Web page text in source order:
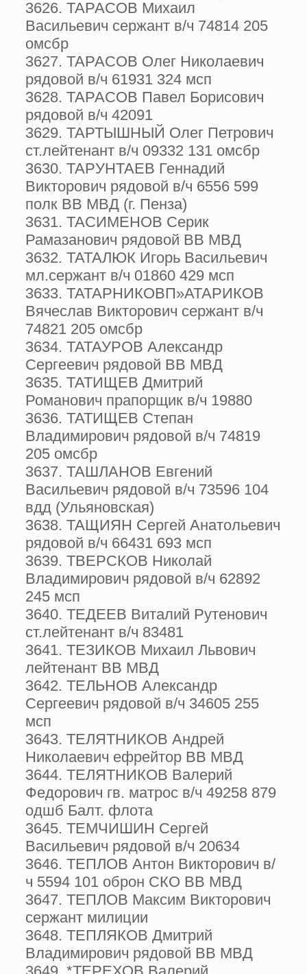
3626. ТАРАСОВ Михаил
Васильевич сержант в/ч 74814 205
омсбр
3627. ТАРАСОВ Олег Николаевич
рядовой в/ч 61931 324 мсп
3628. ТАРАСОВ Павел Борисович
рядовой в/ч 42091
3629. ТАРТЫШНЫЙ Олег Петрович
ст.лейтенант в/ч 09332 131 омсбр
3630. ТАРУНТАЕВ Геннадий
Викторович рядовой в/ч 6556 599
полк ВВ МВД (г. Пенза)
3631. ТАСИМЕНОВ Серик
Рамазанович рядовой ВВ МВД
3632. ТАТАЛЮК Игорь Васильевич
мл.сержант в/ч 01860 429 мсп
3633. ТАТАРНИКОВП»АТАРИКОВ
Вячеслав Викторович сержант в/ч
74821 205 омсбр
3634. ТАТАУРОВ Александр
Сергеевич рядовой ВВ МВД
3635. ТАТИЩЕВ Дмитрий
Романович прапорщик в/ч 19880
3636. ТАТИЩЕВ Степан
Владимирович рядовой в/ч 74819
205 омсбр
3637. ТАШЛАНОВ Евгений
Васильевич рядовой в/ч 73596 104
вдд (Ульяновская)
3638. ТАЩИЯН Сергей Анатольевич
рядовой в/ч 66431 693 мсп
3639. ТВЕРСКОВ Николай
Владимирович рядовой в/ч 62892
245 мсп
3640. ТЕДЕЕВ Виталий Рутенович
ст.лейтенант в/ч 83481
3641. ТЕЗИКОВ Михаил Львович
лейтенант ВВ МВД
3642. ТЕЛЬНОВ Александр
Сергеевич рядовой в/ч 34605 255
мсп
3643. ТЕЛЯТНИКОВ Андрей
Николаевич ефрейтор ВВ МВД
3644. ТЕЛЯТНИКОВ Валерий
Федорович гв. матрос в/ч 49258 879
одшб Балт. флота
3645. ТЕМЧИШИН Сергей
Васильевич рядовой в/ч 20634
3646. ТЕПЛОВ Антон Викторович в/
ч 5594 101 оброн СКО ВВ МВД
3647. ТЕПЛОВ Максим Викторович
сержант милиции
3648. ТЕПЛЯКОВ Дмитрий
Владимирович рядовой ВВ МВД